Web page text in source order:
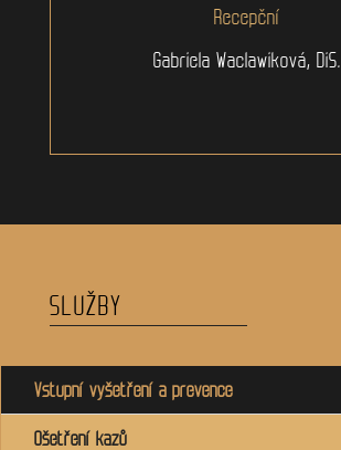
Recepční
Gabriela Waclawiková, DiS.
SLUŽBY
Vstupní vyšetření a prevence
Ošetření kazů